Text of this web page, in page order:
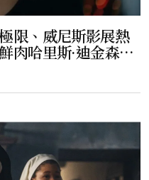
限、威尼斯影展熱
肉哈里斯·迪金森演